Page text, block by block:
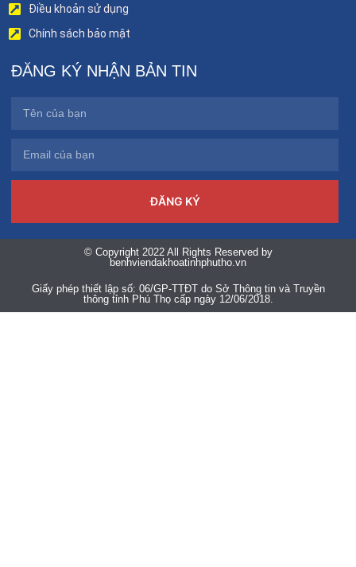
Điều khoản sử dụng
Chính sách bảo mật
ĐĂNG KÝ NHẬN BẢN TIN
ĐĂNG KÝ
© Copyright 2022 All Rights Reserved by
benhviendakhoatinhphutho.vn
Giấy phép thiết lập số: 06/GP-TTĐT do Sở Thông tin và Truyền
thông tỉnh Phú Thọ cấp ngày 12/06/2018.